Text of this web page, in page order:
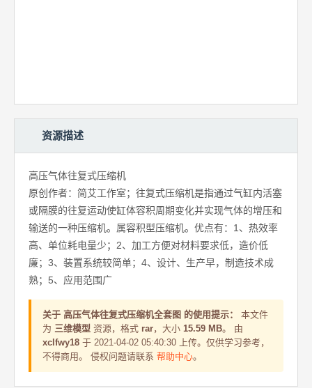
资源描述
高压气体往复式压缩机
原创作者：简艾工作室；往复式压缩机是指通过气缸内活塞
或隔膜的往复运动使缸体容积周期变化并实现气体的增压和
输送的一种压缩机。属容积型压缩机。优点有：1、热效率
高、单位耗电量少；2、加工方便对材料要求低，造价低
廉；3、装置系统较简单；4、设计、生产早，制造技术成
熟；5、应用范围广
关于 高压气体往复式压缩机全套图 的使用提示：
本文件
为 三维模型 资源，格式 rar，大小 15.59 MB。 由
xclfwy18 于 2021-04-02 05:40:30 上传。仅供学习参考，
不得商用。 侵权问题请联系 帮助中心。